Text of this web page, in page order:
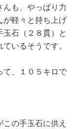
も、やっぱり力
が軽々と持ち上げ
石（２８貫）と
いるそうです。
て、１０５キロで
の手玉石に供え